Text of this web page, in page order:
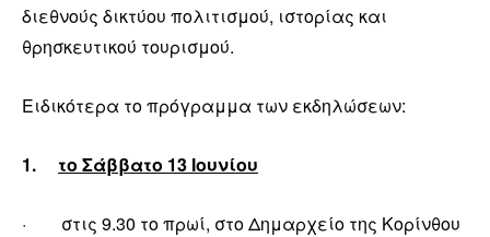
διεθνούς δικτύου πολιτισμού, ιστορίας και
θρησκευτικού τουρισμού.
Ειδικότερα το πρόγραμμα των εκδηλώσεων:
1. το Σάββατο 13 Ιουνίου
· στις 9.30 το πρωί, στο Δημαρχείο της Κορίνθου